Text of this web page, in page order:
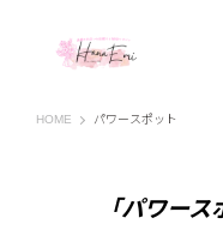
HOME はなえみ│HANAEMI│素
パワースポット
「パワー